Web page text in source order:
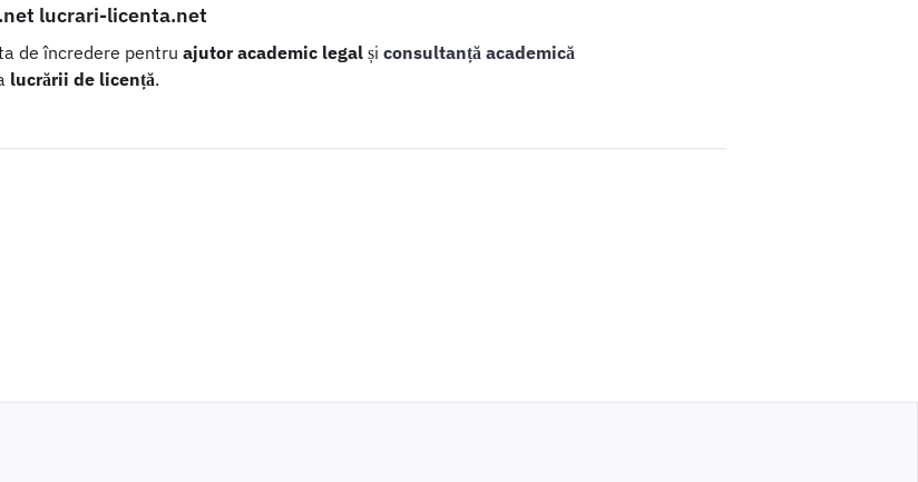
lucrari-licenta.net
de încredere pentru ajutor academic legal și consultanță academică
lucrării de licență.